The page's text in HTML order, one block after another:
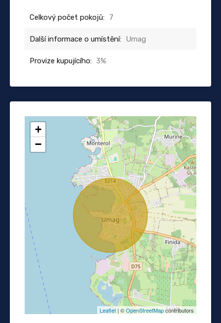
Celkový počet pokojů: 7
Další informace o umístění: Umag
Provize kupujícího: 3%
+
−
Leaflet | ©OpenStreetMapcontributors